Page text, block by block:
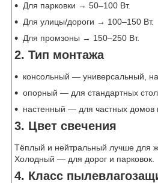
Для парковки → 50–100 Вт.
Для улицы/дороги → 100–150 Вт.
Для промзоны → 150–250 Вт.
2. Тип монтажа
консольный — универсальный,
опорный — для стандартных
настенный — для частных домов
3. Цвет свечения
Тёплый и нейтральный лучше для
Холодный — для дорог и парковок.
4. Класс